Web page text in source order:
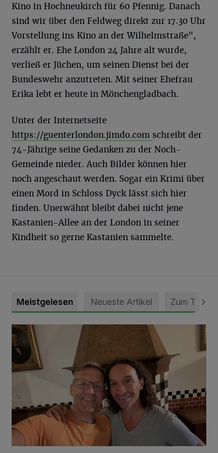
Kino in Hochneukirch für 60 Pfennig. Danach
sind wir über den Feldweg direkt zur 17.30 Uhr
Vorstellung ins Kino an der Wilhelmstraße",
erzählt er. Ehe London 24 Jahre alt wurde,
verließ er Jüchen, um seinen Dienst bei der
Bundeswehr anzutreten. Mit seiner Ehefrau
Erika lebt er heute in Mönchengladbach.
Unter der Internetseite
https://guenterlondon.jimdo.com schreibt der
74-Jährige seine Gedanken zu der Noch-
Gemeinde nieder. Auch Bilder können hier
noch angeschaut werden. Sogar ein Krimi über
einen Mord in Schloss Dyck lässt sich hier
finden. Unerwähnt bleibt dabei nicht jene
Kastanien-Allee an der London in seiner
Kindheit so gerne Kastanien sammelte.
Meistgelesen Neueste Artikel Zum Thema
„Loss dir nix jefalle“ in 7 Tage 1 Song